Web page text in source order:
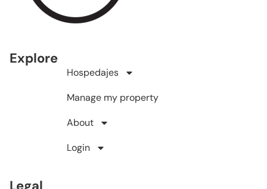
Explore
Hospedajes
Manage my property
About
Login